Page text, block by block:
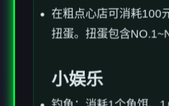
在粗点心店可消耗100
扭蛋。扭蛋包含
小娱乐
钓鱼：消耗1个鱼饵、1